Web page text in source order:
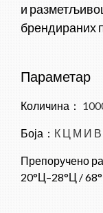
и
брендираних
Параметар
Количина：
Боја： К Ц М И В
Препоручено
20°Ц–28°Ц /